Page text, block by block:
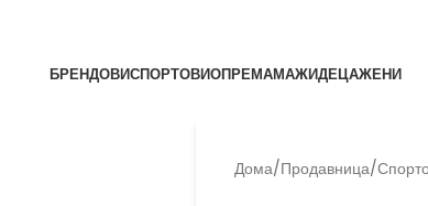
БРЕНДОВИСПОРТОВИОПРЕМАМАЖИДЕЦАЖЕНИ
Дома/Продавница/